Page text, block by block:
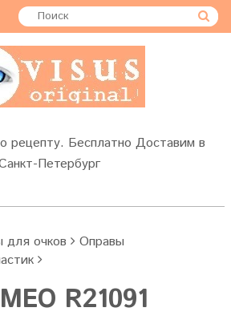
рецепту. Бесплатно Доставим в
Петербург
очков
Оправы
R21091